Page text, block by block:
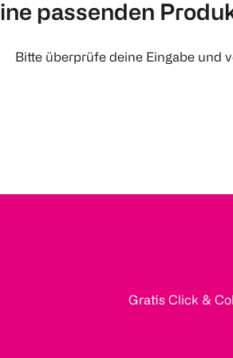
passenden
Bitte überprüfe deine Eingabe und
Gratis Click &